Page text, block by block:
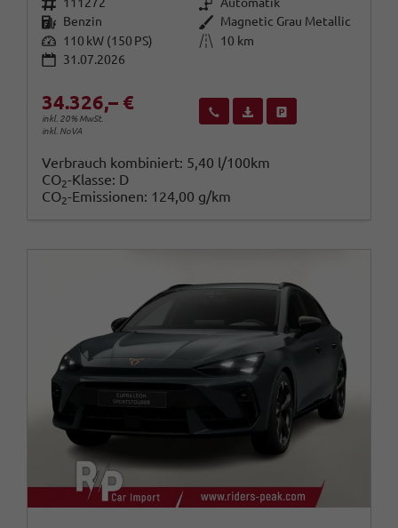
Kraftstoff Benzin Außenfarbe Magnetic Grau Metallic
Leistung 110 kW (150 PS) Kilometerstand
10 km
31.07.2026
34.326,– €
inkl. 20% MwSt.
inkl. NoVA
Wir rufen Sie anFahrzeugexposé (PDF)
Verbrauch kombiniert: 5,40 l/100km
CO2-Klasse: D
CO2-Emissionen: 124,00 g/km